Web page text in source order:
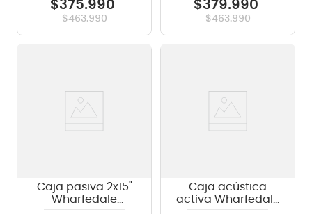
$375.990
$463.990
$379.990
$463.990
Caja pasiva 2x15"
Wharfedale
Caja acústica
activa Wharfedale